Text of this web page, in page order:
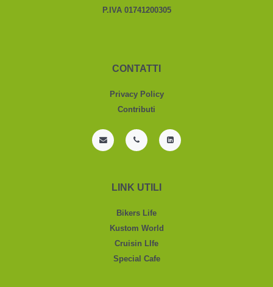
P.IVA 01741200305
CONTATTI
Privacy Policy
Contributi
LINK UTILI
Bikers Life
Kustom World
Cruisin LIfe
Special Cafe